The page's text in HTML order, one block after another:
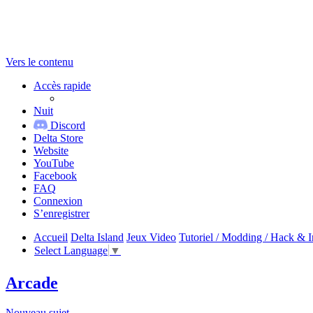
Vers le contenu
Accès rapide
Nuit
Discord
Delta Store
Website
YouTube
Facebook
FAQ
Connexion
S’enregistrer
Accueil Delta Island Jeux Video Tutoriel / Modding / Hack &
Select Language ▼
Arcade